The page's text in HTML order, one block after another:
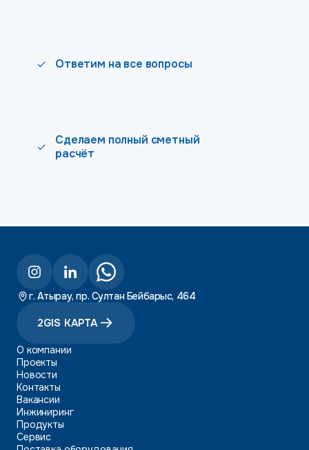
Ответим на все вопросы
Сделаем полный сметный
расчёт
г. Атырау, пр. Султан Бейбарыс, 464
2GIS КАРТА
О компании
Проекты
Новости
Контакты
Вакансии
Инжиниринг
Продукты
Сервис